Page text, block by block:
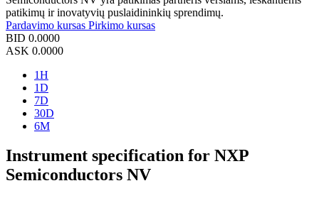
patikimų ir inovatyvių puslaidininkių sprendimų.
Pardavimo kursas Pirkimo kursas
BID 0.0000
ASK 0.0000
1H
1D
7D
30D
6M
Instrument specification for NXP
Semiconductors NV